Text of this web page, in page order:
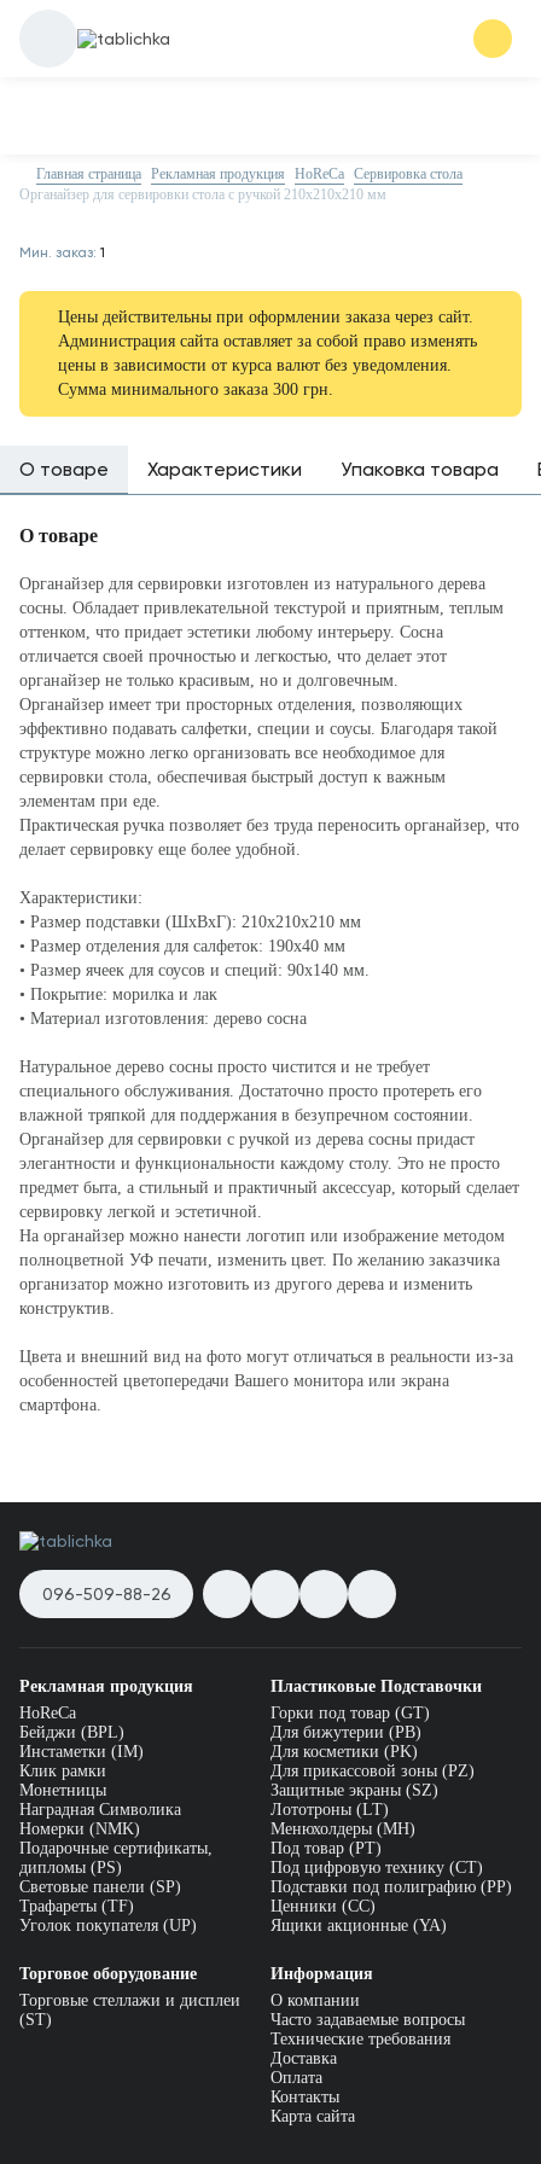
Главная страница Рекламная продукция HoReCa Сервировка стола
Органайзер для сервировки стола с ручкой 210х210х210 мм
Мин. заказ: 1
Цены действительны при оформлении заказа через сайт.
Администрация сайта оставляет за собой право изменять
цены в зависимости от курса валют без уведомления.
Сумма минимального заказа 300 грн.
О товаре Характеристики Упаковка товара
О товаре
Органайзер для сервировки изготовлен из натурального дерева
сосны. Обладает привлекательной текстурой и приятным, теплым
оттенком, что придает эстетики любому интерьеру. Сосна
отличается своей прочностью и легкостью, что делает этот
органайзер не только красивым, но и долговечным.
Органайзер имеет три просторных отделения, позволяющих
эффективно подавать салфетки, специи и соусы. Благодаря такой
структуре можно легко организовать все необходимое для
сервировки стола, обеспечивая быстрый доступ к важным
элементам при еде.
Практическая ручка позволяет без труда переносить органайзер, что
делает сервировку еще более удобной.
Характеристики:
• Размер подставки (ШхВхГ): 210х210х210 мм
• Размер отделения для салфеток: 190х40 мм
• Размер ячеек для соусов и специй: 90х140 мм.
• Покрытие: морилка и лак
• Материал изготовления: дерево сосна
Натуральное дерево сосны просто чистится и не требует
специального обслуживания. Достаточно просто протереть его
влажной тряпкой для поддержания в безупречном состоянии.
Органайзер для сервировки с ручкой из дерева сосны придаст
элегантности и функциональности каждому столу. Это не просто
предмет быта, а стильный и практичный аксессуар, который сделает
сервировку легкой и эстетичной.
На органайзер можно нанести логотип или изображение методом
полноцветной УФ печати, изменить цвет. По желанию заказчика
организатор можно изготовить из другого дерева и изменить
конструктив.
Цвета и внешний вид на фото могут отличаться в реальности из-за
особенностей цветопередачи Вашего монитора или экрана
смартфона.
096-509-88-26
Рекламная продукция
HoReCa
Бейджи (BPL)
Инстаметки (IM)
Клик рамки
Монетницы
Наградная Символика
Номерки (NMK)
Подарочные сертификаты,
дипломы (PS)
Световые панели (SP)
Трафареты (TF)
Уголок покупателя (UP)
Пластиковые Подставочки
Горки под товар (GT)
Для бижутерии (PB)
Для косметики (PK)
Для прикассовой зоны (PZ)
Защитные экраны (SZ)
Лототроны (LT)
Менюхолдеры (MH)
Под товар (PT)
Под цифровую технику (CT)
Подставки под полиграфию (PP)
Ценники (СС)
Ящики акционные (YA)
Торговое оборудование
Торговые стеллажи и дисплеи
(ST)
Информация
О компании
Часто задаваемые вопросы
Технические требования
Доставка
Оплата
Контакты
Карта сайта